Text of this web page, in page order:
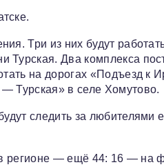
Три из них будут
Два комплекса
на дорогах «Подъезд к
Турская» в селе Хомутово.
следить за любителями
в регионе — ещё 44: 16 — на